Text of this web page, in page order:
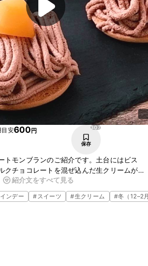
目安600円
307
保存
トモンブランのご紹介です。土台にはビス
クチョコレートを混ぜ込んだ生クリームが甘
もおいしいですよ。作り方も簡単ですので、
ね。
紹介文をすべて見る
ンデー #スイーツ #生クリーム #冬（12–2